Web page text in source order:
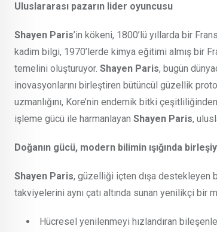
Uluslararası pazarın lider oyuncusu
Shayen Paris’in kökeni, 1800’lü yıllarda bir
kadim bilgi, 1970’lerde kimya eğitimi almış bir
temelini oluşturuyor. Shayen Paris, bugün
inovasyonlarını birleştiren bütüncül güzellik
uzmanlığını, Kore’nin endemik bitki
işleme gücü ile harmanlayan Shayen Paris,
Doğanın gücü, modern bilimin ışığında
Shayen Paris, güzelliği içten dışa destekleyen
takviyelerini aynı çatı altında sunan yenilikçi bir
Hücresel yenilenmeyi hızlandıran